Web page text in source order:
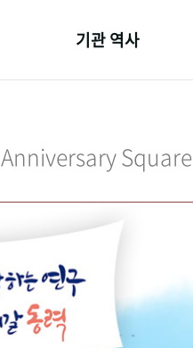
기관 역사
역대 기관장
Anniversary Square